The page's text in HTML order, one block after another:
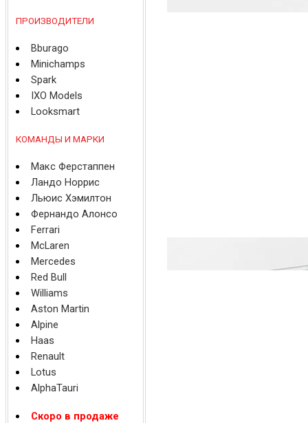
ПРОИЗВОДИТЕЛИ
Bburago
Minichamps
Spark
IXO Models
Looksmart
КОМАНДЫ И МАРКИ
Макс Ферстаппен
Ландо Норрис
Льюис Хэмилтон
Фернандо Алонсо
Ferrari
McLaren
Mercedes
Red Bull
Williams
Aston Martin
Alpine
Haas
Renault
Lotus
AlphaTauri
Скоро в продаже